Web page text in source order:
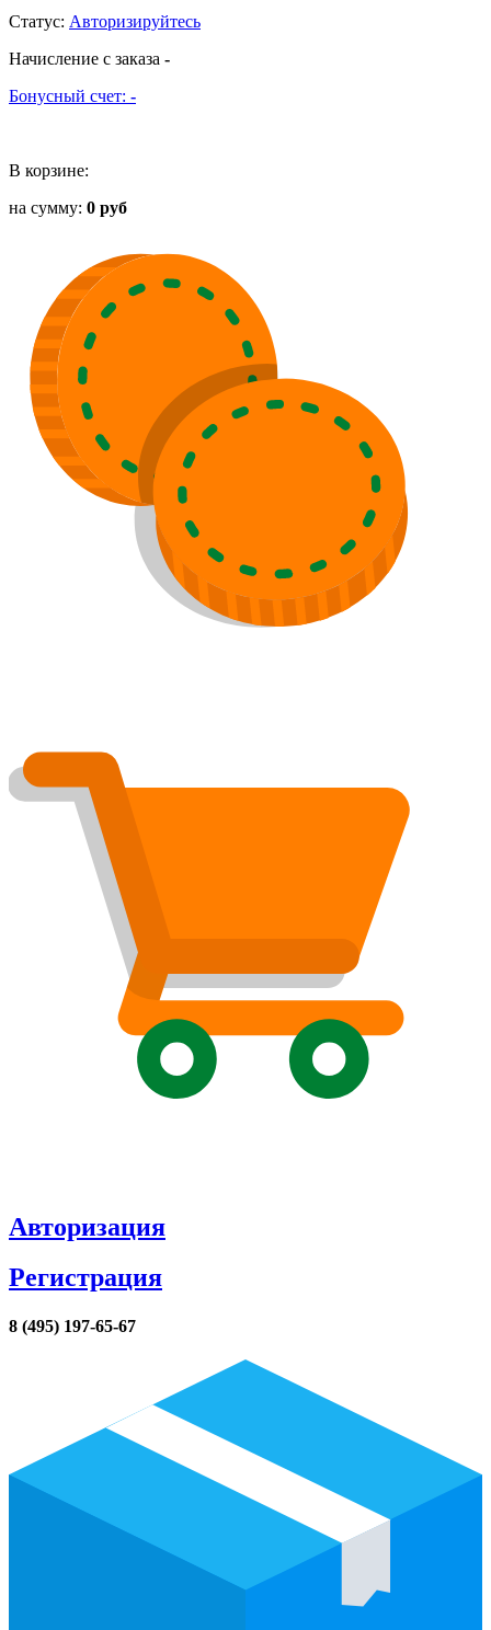
Статус: Авторизируйтесь
Начисление с заказа -
Бонусный счет: -
В корзине:
на сумму: 0 руб
Авторизация
Регистрация
8 (495) 197-65-67